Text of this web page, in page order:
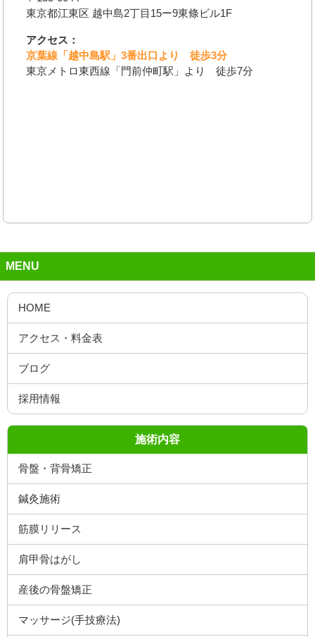
東京都江東区 越中島2丁目15ー9東條ビル1F
アクセス：
京葉線「越中島駅」3番出口より 徒歩3分
東京メトロ東西線「門前仲町駅」より 徒歩7分
MENU
施術内容
骨盤・背骨矯正
鍼灸施術
筋膜リリース
肩甲骨はがし
産後の骨盤矯正
マッサージ(手技療法)